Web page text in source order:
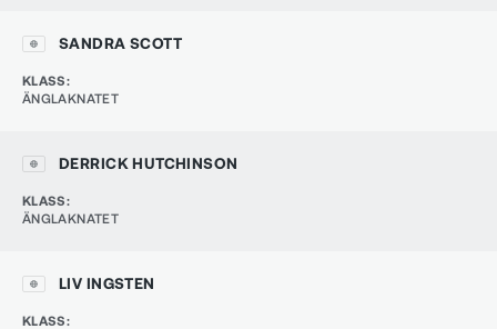
SANDRA SCOTT
KLASS:
ÄNGLAKNATET
DERRICK HUTCHINSON
KLASS:
ÄNGLAKNATET
LIV INGSTEN
KLASS: